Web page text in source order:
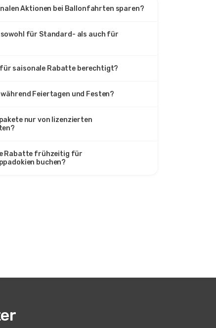
Aktionen bei Ballonfahrten sparen?
für Standard- als auch für
saisonale Rabatte berechtigt?
Feiertagen und Festen?
nur von lizenzierten
Rabatte frühzeitig für
buchen?